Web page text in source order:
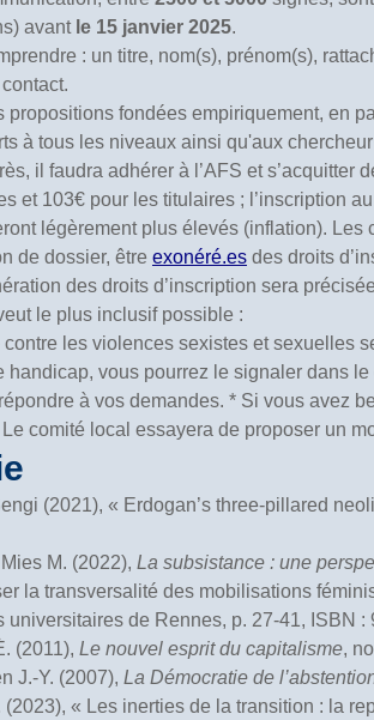
avant le 15 janvier 2025.
: un titre, nom(s), prénom(s),
propositions fondées empiriquement, en
à tous les niveaux ainsi qu'aux
il faudra adhérer à l’AFS et s’acquitter
et 103€ pour les titulaires ; l’inscription
légèrement plus élevés (inflation).
de dossier, être exonéré.es des droits
des droits d’inscription sera
le plus inclusif possible :
les violences sexistes et sexuelles
handicap, vous pourrez le signaler dans
à vos demandes. * Si vous avez
comité local essayera de proposer un
(2021), « Erdogan’s three-pillared
M. (2022), La subsistance : une
la transversalité des mobilisations
universitaires de Rennes, p. 27-41, ISBN :
(2011), Le nouvel esprit du capitalisme,
J.-Y. (2007), La Démocratie de
(2023), « Les inerties de la transition : la